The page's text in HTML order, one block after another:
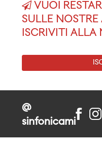
VUOI
SULLE NOSTRE
ISCRIVITI ALLA
@
sinfonicami